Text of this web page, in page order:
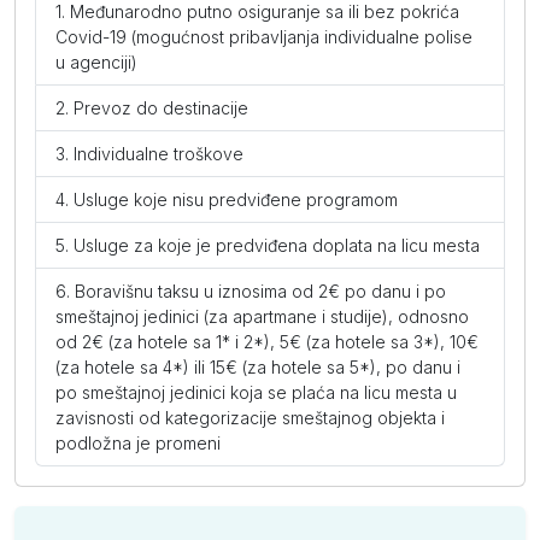
II dete dodatno 2-6 57
II dete dodatno 6-12
I beba dodatno 0-2
II beba dodatno 0-2
Superior soba (PP)
po osobi po danu 146
I dete dodatno 2-6 0
I dete dodatno 6-12 44
I beba dodatno 0-2
Međunarodno putno osiguranje sa ili bez pokrića
Covid-19 (mogućnost pribavljanja individualne polise
u agenciji)
Prevoz do destinacije
Individualne troškove
Usluge koje nisu predviđene programom
Usluge za koje je predviđena doplata na licu mesta
Boravišnu taksu u iznosima od 2€ po danu i po
smeštajnoj jedinici (za apartmane i studije), odnosno
od 2€ (za hotele sa 1* i 2*), 5€ (za hotele sa 3*), 10€
(za hotele sa 4*) ili 15€ (za hotele sa 5*), po danu i
po smeštajnoj jedinici koja se plaća na licu mesta u
zavisnosti od kategorizacije smeštajnog objekta i
podložna je promeni